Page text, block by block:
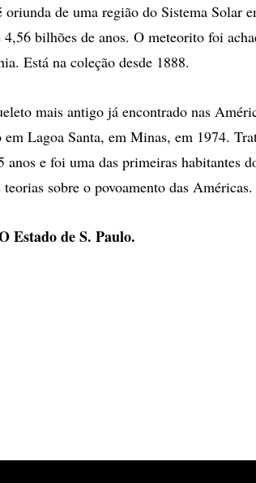
de uma região do Sistema Solar
bilhões de anos. O meteorito foi
Está na coleção desde 1888.
mais antigo já encontrado nas
Lagoa Santa, em Minas, em 1974.
anos e foi uma das primeiras habitantes
sobre o povoamento das Américas.
Estado de S. Paulo.